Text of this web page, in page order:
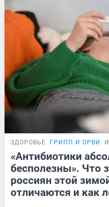
ЗДОРОВЬЕ ГРИПП И ОРВИ
«Антибиотики
бесполезны». Что
россиян этой
отличаются и как